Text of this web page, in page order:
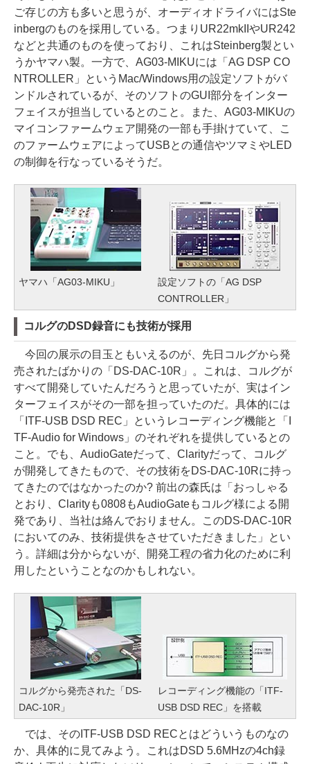
ご存じの方も多いと思うが、オーディオドライバにはSte
inbergのものを採用している。つまりUR22mkIIやUR242
などと共通のものを使っており、これはSteinberg製とい
うかヤマハ製。一方で、AG03-MIKUには「AG DSP CO
NTROLLER」というMac/Windows用の設定ソフトがバ
ンドルされているが、そのソフトのGUI部分をインター
フェイスが担当しているとのこと。また、AG03-MIKUの
マイコンファームウェア開発の一部も手掛けていて、こ
のファームウェアによってUSBとの通信やツマミやLED
の制御を行なっているそうだ。
ヤマハ「AG03-MIKU」
設定ソフトの「AG DSP
CONTROLLER」
コルグのDSD録音にも技術が採用
今回の展示の目玉ともいえるのが、先日コルグから発
売されたばかりの「DS-DAC-10R」。これは、コルグが
すべて開発していたんだろうと思っていたが、実はイン
ターフェイスがその一部を担っていたのだ。具体的には
「ITF-USB DSD REC」というレコーディング機能と「I
TF-Audio for Windows」のそれぞれを提供しているとの
こと。でも、AudioGateだって、Clarityだって、コルグ
が開発してきたもので、その技術をDS-DAC-10Rに持っ
てきたのではなかったのか? 前出の森氏は「おっしゃる
とおり、Clarityも0808もAudioGateもコルグ様による開
発であり、当社は絡んでおりません。このDS-DAC-10R
においてのみ、技術提供をさせていただきました」とい
う。詳細は分からないが、開発工程の省力化のために利
用したということなのかもしれない。
コルグから発売された「DS-
DAC-10R」
レコーディング機能の「ITF-
USB DSD REC」を搭載
では、そのITF-USB DSD RECとはどういうものなの
か、具体的に見てみよう。これはDSD 5.6MHzの4ch録